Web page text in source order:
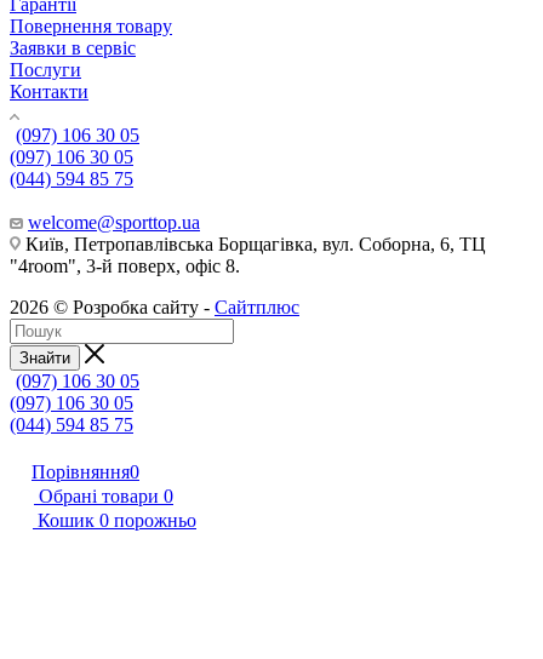
Повернення товару
Заявки в сервіс
Послуги
Контакти
(097) 106 30 05
(097) 106 30 05
(044) 594 85 75
welcome@sporttop.ua
Київ, Петропавлівська Борщагівка, вул. Соборна, 6, ТЦ
"4room", 3-й поверх, офіс 8.
2026 © Розробка сайту - Сайтплюс
Знайти
(097) 106 30 05
(097) 106 30 05
(044) 594 85 75
Порівняння0
Обрані товари 0
Кошик 0 порожньо